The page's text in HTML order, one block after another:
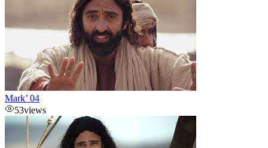
Mark’ 04
53views